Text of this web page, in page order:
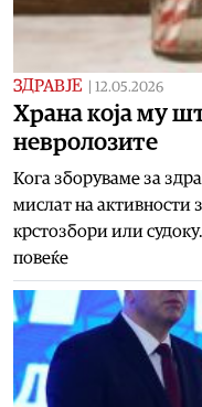
ЗДРАВЈЕ 12.05.2026
Храна која му
невролозите
Кога зборуваме за
мислат на активности
крстозбори или
повеќе